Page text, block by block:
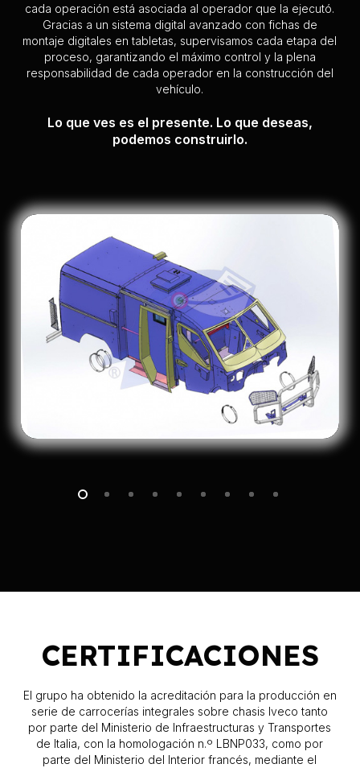
cada operación está asociada al operador que la ejecutó.
Gracias a un sistema digital avanzado con fichas de
montaje digitales en tabletas, supervisamos cada etapa del
proceso, garantizando el máximo control y la plena
responsabilidad de cada operador en la construcción del
vehículo.
Lo que ves es el presente. Lo que deseas,
podemos construirlo.
CERTIFICACIONES
El grupo ha obtenido la acreditación para la producción en
serie de carrocerías integrales sobre chasis Iveco tanto
por parte del Ministerio de Infraestructuras y Transportes
de Italia, con la homologación n.º LBNP033, como por
parte del Ministerio del Interior francés, mediante el